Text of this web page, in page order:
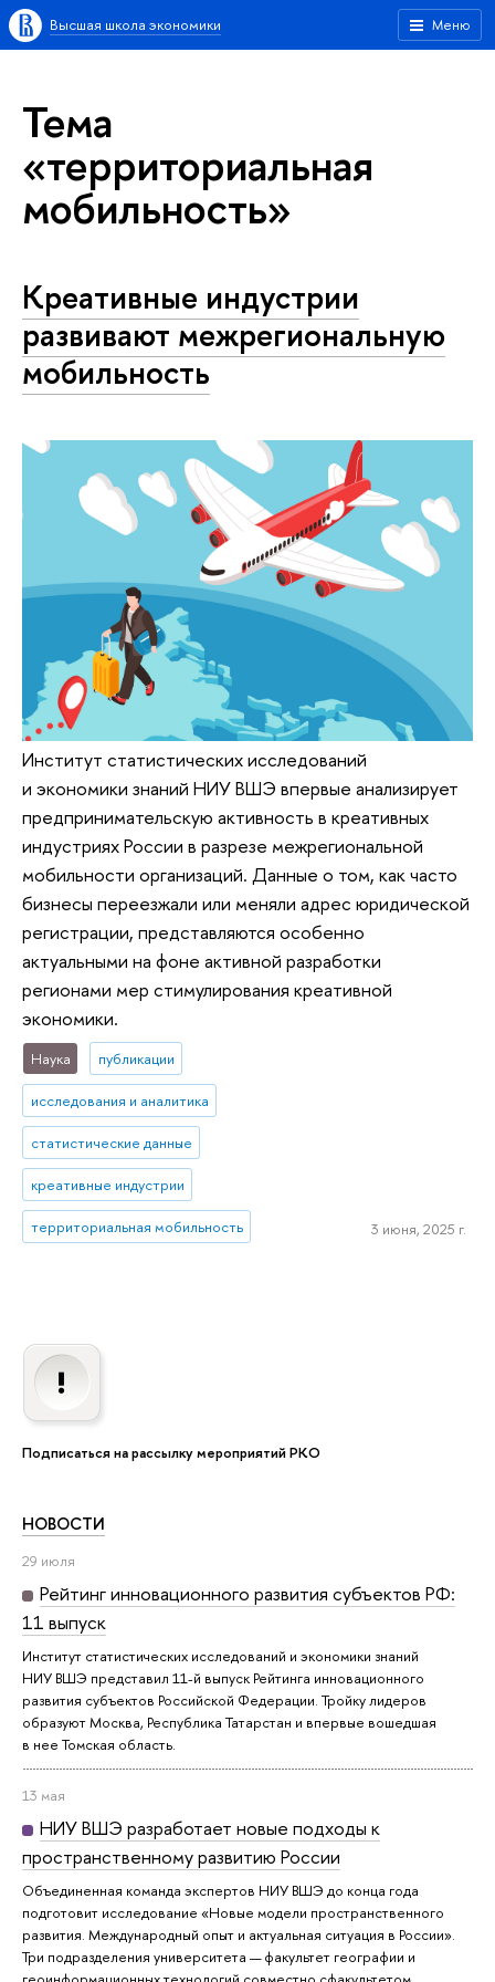
Меню
Высшая школа экономики
Подписаться на рассылку мероприятий РКО
НОВОСТИ
29 июля
Рейтинг инновационного развития субъектов РФ:
11 выпуск
Институт статистических исследований и экономики знаний
НИУ ВШЭ представил 11-й выпуск Рейтинга инновационного
развития субъектов Российской Федерации. Тройку лидеров
образуют Москва, Республика Татарстан и впервые вошедшая
в нее Томская область.
13 мая
НИУ ВШЭ разработает новые подходы к
пространственному развитию России
Объединенная команда экспертов НИУ ВШЭ до конца года
подготовит исследование «Новые модели пространственного
развития. Международный опыт и актуальная ситуация в России».
Три подразделения университета — факультет географии и
Тема
«территориальная
мобильность»
Креативные индустрии
развивают межрегиональную
мобильность
Институт статистических исследований
и экономики знаний НИУ ВШЭ впервые анализирует
предпринимательскую активность в креативных
индустриях России в разрезе межрегиональной
мобильности организаций. Данные о том, как часто
бизнесы переезжали или меняли адрес юридической
регистрации, представляются особенно
актуальными на фоне активной разработки
регионами мер стимулирования креативной
экономики.
Наука публикации
исследования и аналитика
статистические данные
креативные индустрии
территориальная мобильность 3 июня, 2025 г.